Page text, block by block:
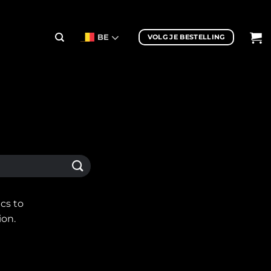
BE VOLG JE BESTELLING
to